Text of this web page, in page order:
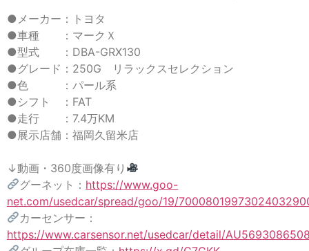
●メーカー：トヨタ
●車種 ：マークＸ
●型式 ：DBA-GRX130
●グレード：250G リラックスセレクション
●色 ：パール系
●シフト ：FAT
●走行 ：7.4万KM
●展示店舗：福岡久留米店
↓動画・360度画像有り
グーネット： https://www.goo-
net.com/usedcar/spread/goo/19/
カーセンサー：
https://www.carsensor.net/usedcar/detail/